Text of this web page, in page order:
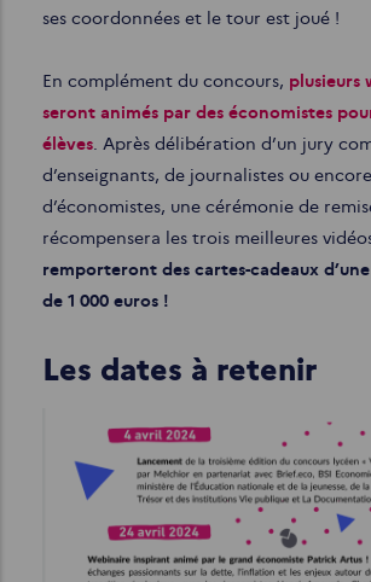
ses coordonnées et le tour est joué !
En complément du concours, plusieurs
seront animés par des économistes
élèves. Après délibération d’un jury
d’enseignants, de journalistes ou encore
d’économistes, une cérémonie de
récompensera les trois meilleures
remporteront des cartes-cadeaux
de 1 000 euros !
Les dates à retenir